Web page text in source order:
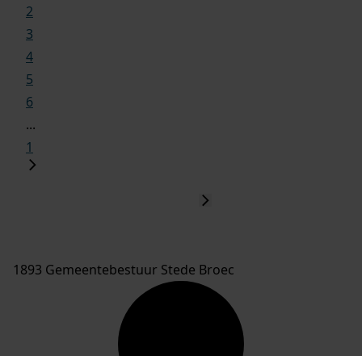
2
3
4
5
6
...
1
1893 Gemeentebestuur Stede Broec